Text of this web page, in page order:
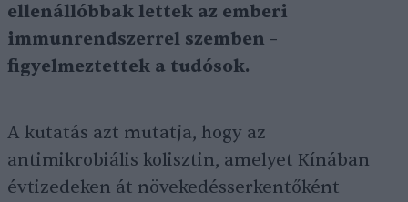
ellenállóbbak lettek az emberi
immunrendszerrel szemben –
figyelmeztettek a tudósok.
A kutatás azt mutatja, hogy az
antimikrobiális kolisztin, amelyet Kínában
évtizedeken át növekedésserkentőként